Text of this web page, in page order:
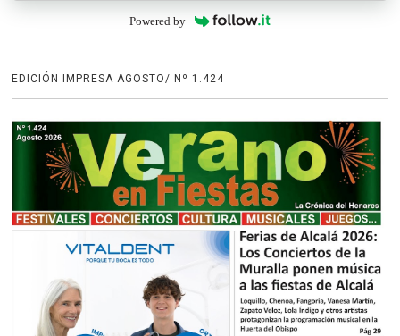
Powered by
EDICIÓN IMPRESA AGOSTO/ Nº 1.424